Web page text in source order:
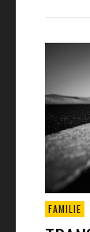
FAMILIE